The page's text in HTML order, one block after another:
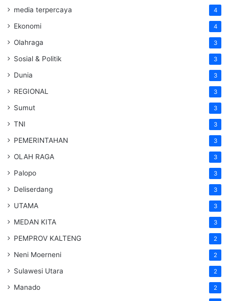
media terpercaya 4
Ekonomi 4
Olahraga 3
Sosial & Politik 3
Dunia 3
REGIONAL 3
Sumut 3
TNI 3
PEMERINTAHAN 3
OLAH RAGA 3
Palopo 3
Deliserdang 3
UTAMA 3
MEDAN KITA 3
PEMPROV KALTENG 2
Neni Moerneni 2
Sulawesi Utara 2
Manado 2